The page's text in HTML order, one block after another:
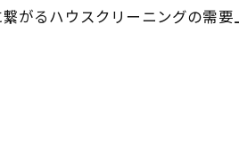
がるハウスクリーニングの需要